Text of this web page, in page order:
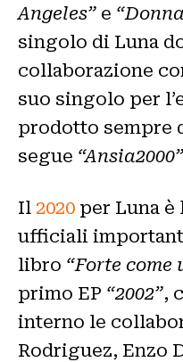
Angeles” e
singolo di Luna
collaborazione
suo singolo per
prodotto sempre
segue “Ansia2000”
Il 2020 per Luna è
ufficiali
libro “Forte come
primo EP “2002”,
interno le
Rodriguez, Enzo